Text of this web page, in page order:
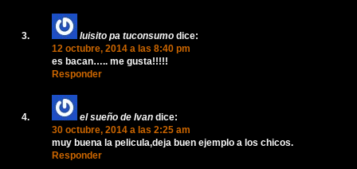
luisito pa tuconsumo dice:
12 octubre, 2014 a las 8:40 pm
es bacan….. me gusta!!!!!
Responder
el sueño de Ivan dice:
30 octubre, 2014 a las 2:25 am
muy buena la pelicula,deja buen ejemplo a los chicos.
Responder